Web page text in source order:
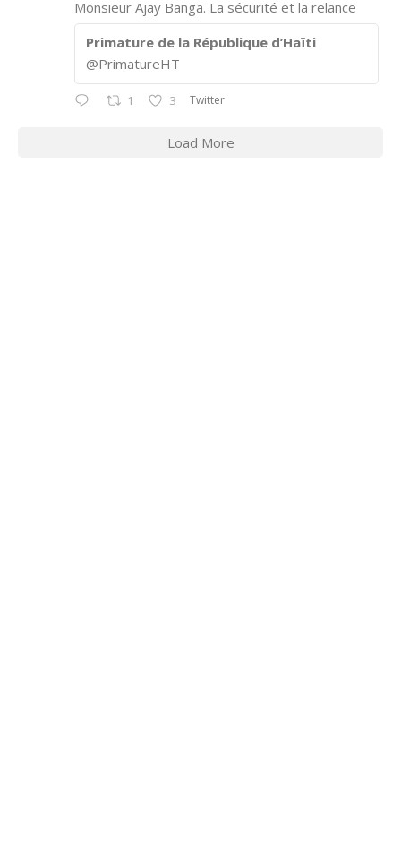
Monsieur Ajay Banga. La sécurité et la relance
Primature de la République d’Haïti
@PrimatureHT
1 3 Twitter
Load More